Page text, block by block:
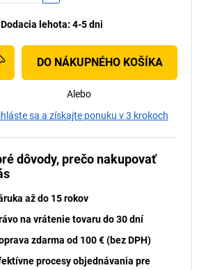
Dodacia lehota: 4-5 dni
DO NÁKUPNÉHO KOŠÍKA
Alebo
sa a získajte ponuku v 3 krokoch
dôvody, prečo nakupovať
až do 15 rokov
na vrátenie tovaru do 30 dní
zdarma od 100 € (bez DPH)
procesy objednávania pre